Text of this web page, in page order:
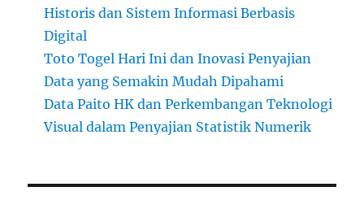
Historis dan Sistem Informasi Berbasis
Digital
Toto Togel Hari Ini dan Inovasi Penyajian
Data yang Semakin Mudah Dipahami
Data Paito HK dan Perkembangan Teknologi
Visual dalam Penyajian Statistik Numerik